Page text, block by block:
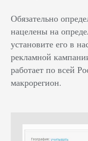
Обязательно
нацелены на
установите его в
рекламной
работает по всей
макрорегион.